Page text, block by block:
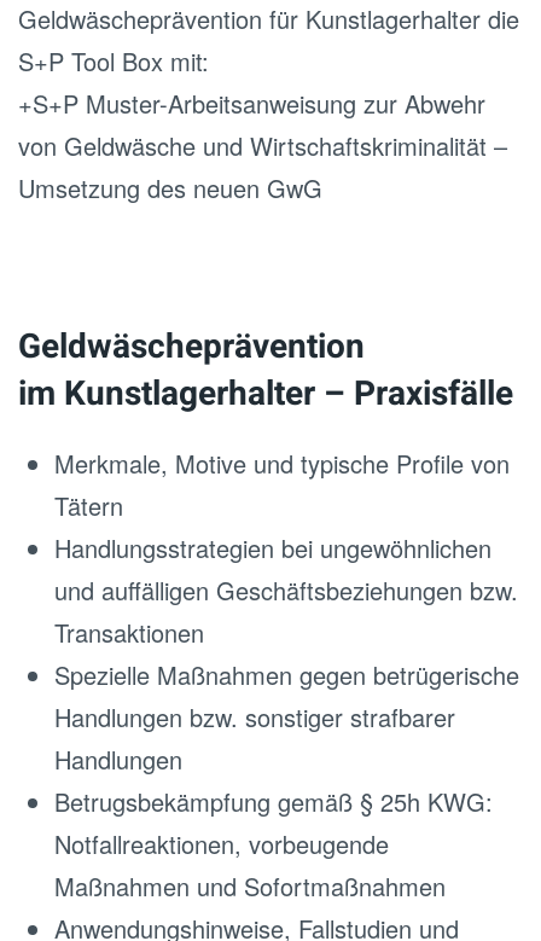
Geldwäscheprävention für Kunstlagerhalter die
S+P Tool Box mit:
+S+P Muster-Arbeitsanweisung zur Abwehr
von Geldwäsche und Wirtschaftskriminalität –
Umsetzung des neuen GwG
Geldwäscheprävention
im Kunstlagerhalter – Praxisfälle
Merkmale, Motive und typische Profile von
Tätern
Handlungsstrategien bei ungewöhnlichen
und auffälligen Geschäftsbeziehungen bzw.
Transaktionen
Spezielle Maßnahmen gegen betrügerische
Handlungen bzw. sonstiger strafbarer
Handlungen
Betrugsbekämpfung gemäß § 25h KWG:
Notfallreaktionen, vorbeugende
Maßnahmen und Sofortmaßnahmen
Anwendungshinweise, Fallstudien und